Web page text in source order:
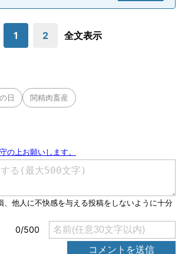
1 2 全文表示
日 関精肉畜産